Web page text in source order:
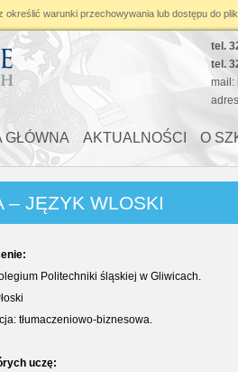
tel.
tel.
mail:
GŁÓWNA AKTUALNOŚCI O
– JĘZYK WLOSKI
Politechniki śląskiej w Gliwicach.
tłumaczeniowo-biznesowa.
uczę:
określić warunki przechowywania lub dostępu do